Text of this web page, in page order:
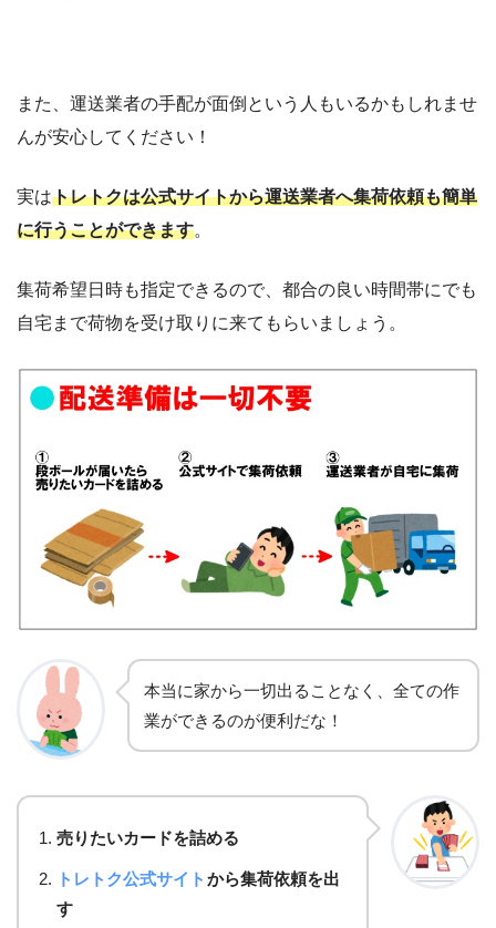
また、運送業者の手配が面倒という人もいるかもしれませ
んが安心してください！
実はトレトクは公式サイトから運送業者へ集荷依頼も簡単
に行うことができます。
集荷希望日時も指定できるので、都合の良い時間帯にでも
自宅まで荷物を受け取りに来てもらいましょう。
本当に家から一切出ることなく、全ての作
業ができるのが便利だな！
売りたいカードを詰める
トレトク公式サイト から集荷依頼を出
す